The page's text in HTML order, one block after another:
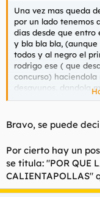
e
m
a
Una vez mas queda
por un lado tenemos
dias desde que entro
y bla bla bla,
todos y al negro el
rodrigo ese ( que
concurso)
desayunos, dandola
demas jilipolleces
pasado de ella
por mucho que digan
quieren es un macho
montar duro y sin
llevar un par de
Bravo, se puede
Por cierto hay un
se titula: "POR QUE
CALIENTAPOLLAS"